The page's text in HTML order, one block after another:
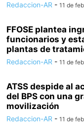
Redaccion-AR - 11 de
FFOSE plantea
funcionarios y
plantas de
Redaccion-AR - 11 de
ATSS despide al
del BPS con una
movilización
Redaccion-AR - 11 de